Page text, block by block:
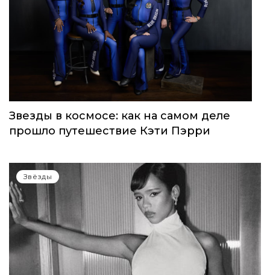
Звезды в космосе: как на самом деле
прошло путешествие Кэти Пэрри
Звёзды